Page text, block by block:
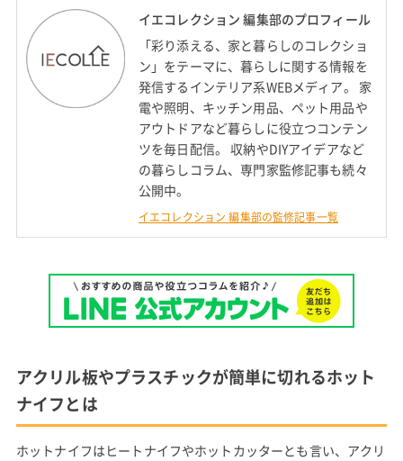
イエコレクション 編集部のプロフィール
「彩り添える、家と暮らしのコレクショ
ン」をテーマに、暮らしに関する情報を
発信するインテリア系WEBメディア。 家
電や照明、キッチン用品、ペット用品や
アウトドアなど暮らしに役立つコンテン
ツを毎日配信。 収納やDIYアイデアなど
の暮らしコラム、専門家監修記事も続々
公開中。
イエコレクション 編集部の監修記事一覧
アクリル板やプラスチックが簡単に切れるホット
ナイフとは
ホットナイフはヒートナイフやホットカッターとも言い、アクリ